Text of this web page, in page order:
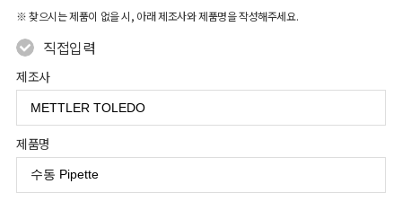
※ 찾으시는 제품이 없을 시, 아래 제조사와 제품명을 작성해주세요.
직접입력
제조사
제품명